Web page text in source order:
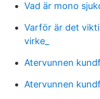
Vad är mono
Varför är det
virke_
Atervunnen
Atervunnen